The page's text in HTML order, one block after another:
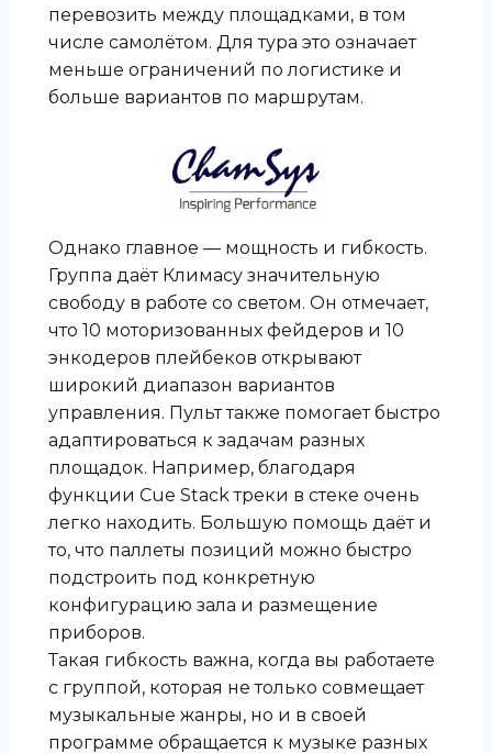
перевозить между площадками, в том
числе самолётом. Для тура это означает
меньше ограничений по логистике и
больше вариантов по маршрутам.
Однако главное — мощность и гибкость.
Группа даёт Климасу значительную
свободу в работе со светом. Он отмечает,
что 10 моторизованных фейдеров и 10
энкодеров плейбеков открывают
широкий диапазон вариантов
управления. Пульт также помогает быстро
адаптироваться к задачам разных
площадок. Например, благодаря
функции Cue Stack треки в стеке очень
легко находить. Большую помощь даёт и
то, что паллеты позиций можно быстро
подстроить под конкретную
конфигурацию зала и размещение
приборов.
Такая гибкость важна, когда вы работаете
с группой, которая не только совмещает
музыкальные жанры, но и в своей
программе обращается к музыке разных